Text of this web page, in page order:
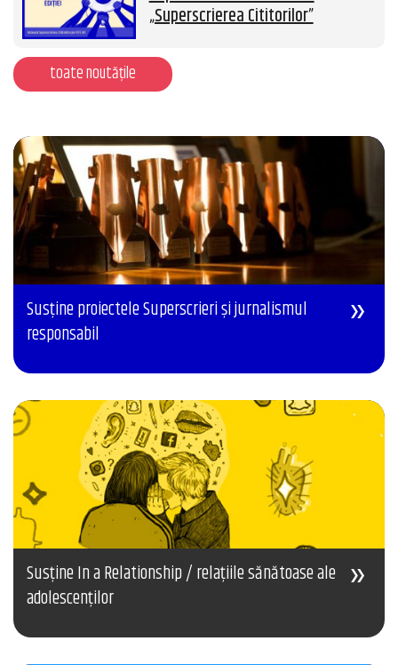
„Superscrierea Cititorilor”
toate noutățile
Susține proiectele Superscrieri și jurnalismul
responsabil
Susține In a Relationship / relațiile sănătoase ale
adolescenților